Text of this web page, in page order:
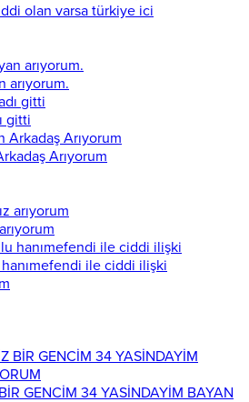
olan varsa türkiye ici
arıyorum.
gitti
Arıyorum
ile ciddi ilişki
GENCİM 34 YASİNDAYİM BAYAN